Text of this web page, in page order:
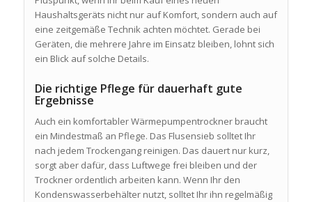
Haushaltsgeräts nicht nur auf Komfort, sondern auch auf
eine zeitgemäße Technik achten möchtet. Gerade bei
Geräten, die mehrere Jahre im Einsatz bleiben, lohnt sich
ein Blick auf solche Details.
Die richtige Pflege für dauerhaft gute
Ergebnisse
Auch ein komfortabler Wärmepumpentrockner braucht
ein Mindestmaß an Pflege. Das Flusensieb solltet Ihr
nach jedem Trockengang reinigen. Das dauert nur kurz,
sorgt aber dafür, dass Luftwege frei bleiben und der
Trockner ordentlich arbeiten kann. Wenn Ihr den
Kondenswasserbehälter nutzt, solltet Ihr ihn regelmäßig